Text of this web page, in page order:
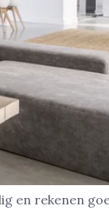
en rekenen